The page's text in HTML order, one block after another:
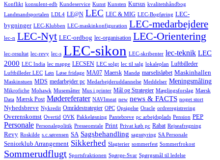
Konflikt konsulent-edb Kundeservice Kunst Kunsten Kursus kvalitetshåndbog
Landmandsportalen LDL4 LE@N LEC LEC & MIG LEC-Bogføring LEC-
bygninger LEC-Klubben LEC-maskinkonfiguration LEC-medarbejdere
lec-n LEC-Nyt LEC-ordbog lec-organisation LEC-Orientering
lec-resultat lec-revy lec-s LEC-sikon LEC-skribenter lec-teknik LEC
2000 LEC India lec mappe LECSEN LEC solgt lec til salg lokaleplan Luftbilleder
Luftbilleder LEC Løn Løse fridage MA07 Maersk Mandø marselisløbet Maskinhallen
Maskinstuen MDS medarbejder pc Medarbejderuddannelse Meddelser Meningsmåling
Mikrofiche Mohawk Musemåtter Mus i printer Mål og Strategier Mæglingsforslag Mærsk
Data Mærsk Post Mødereferater NAVImeat new news & FACTS noget stort
Nyhedsbreve Nykredit Områdestrategier OPC Opsigelse Oracle ordreregistrering
Overenskomst Overtid OVK Pakkeløsning Pantebreve pc arbejdsplads Pension PEP
Personale Personalepolitik Presseomtale Print Privat køb pc Rabat Rejseafregning
Revy Roskilde s.c.sørensen SA Sagsbehandling sagsstyring SA Personale
Seniorklub Arrangement Sikkerhed Slagterier sommerfest Sommerfrokost
Sommerudflugt Sportsfraktionen Spørge-Svar Spørgsmål til ledelse